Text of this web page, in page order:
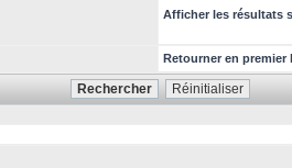
Afficher les résultats
Retourner en premier